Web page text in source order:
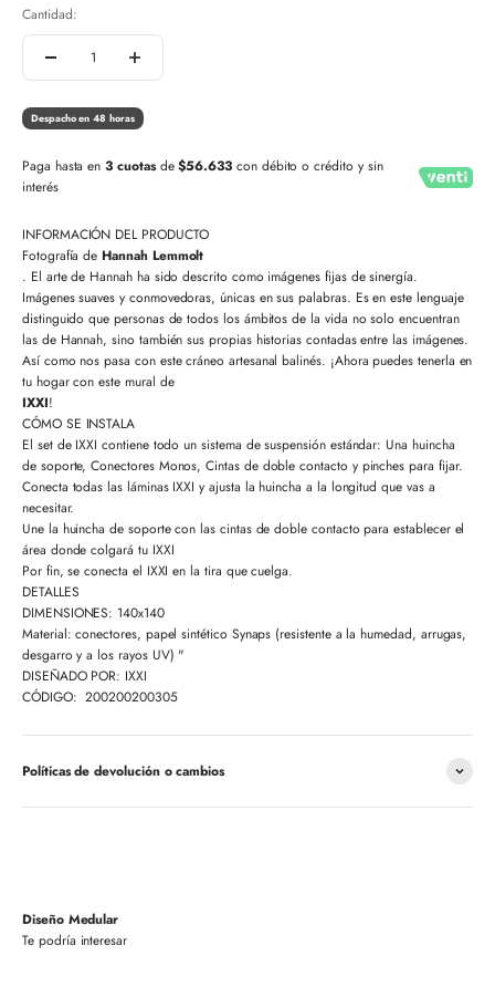
Cantidad:
Despacho en 48 horas
Paga hasta en3 cuotasde$56.633 con débito o crédito y sin
interés
INFORMACIÓN DEL PRODUCTO
Fotografía de Hannah Lemmolt
. El arte de Hannah ha sido descrito como imágenes fijas de sinergía.
Imágenes suaves y conmovedoras, únicas en sus palabras. Es en este lenguaje
distinguido que personas de todos los ámbitos de la vida no solo encuentran
las de Hannah, sino también sus propias historias contadas entre las imágenes.
Así como nos pasa con este cráneo artesanal balinés. ¡Ahora puedes tenerla en
tu hogar con este mural de
IXXI!
CÓMO SE INSTALA
El set de IXXI contiene todo un sistema de suspensión estándar: Una huincha
de soporte, Conectores Monos, Cintas de doble contacto y pinches para fijar.
Conecta todas las láminas IXXI y ajusta la huincha a la longitud que vas a
necesitar.
Une la huincha de soporte con las cintas de doble contacto para establecer el
área donde colgará tu IXXI
Por fin, se conecta el IXXI en la tira que cuelga.
DETALLES
DIMENSIONES: 140x140
Material: conectores, papel sintético Synaps (resistente a la humedad, arrugas,
desgarro y a los rayos UV) "
DISEÑADO POR: IXXI
CÓDIGO: 200200200305
Políticas de devolución o cambios
Diseño Medular